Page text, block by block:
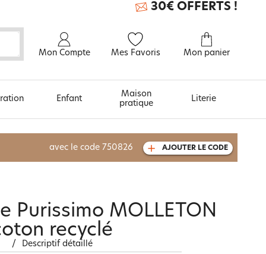
Mon Compte Mes Favoris Mon panier
30€ OFFERTS !
À découvrir aussi
Carte cadeau
Enfant
Maison
pratique
Literie
avec le code 750826 AJOUTER LE CODE
Purissimo MOLLETON
recyclé
/
Descriptif détaillé